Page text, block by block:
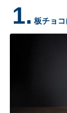
1. 板チョ